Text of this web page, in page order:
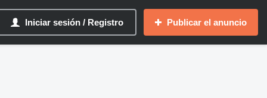
Iniciar sesión / Registro Publicar el anuncio